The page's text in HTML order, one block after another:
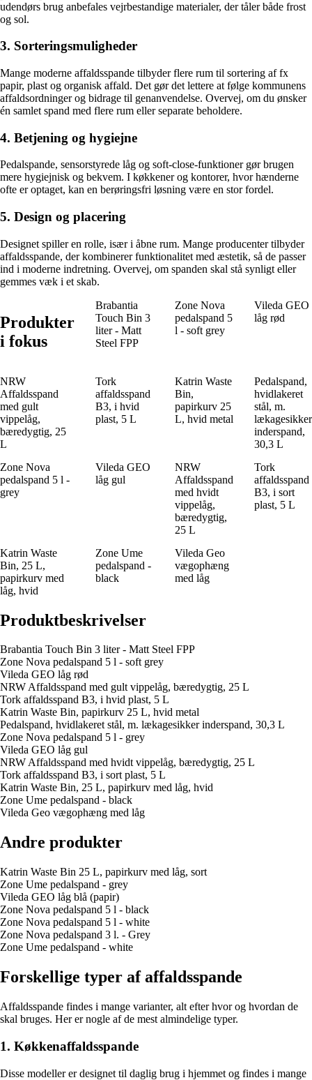
udendørs brug anbefales vejrbestandige materialer, der tåler både frost
og sol.
3. Sorteringsmuligheder
Mange moderne affaldsspande tilbyder flere rum til sortering af fx
papir, plast og organisk affald. Det gør det lettere at følge kommunens
affaldsordninger og bidrage til genanvendelse. Overvej, om du ønsker
én samlet spand med flere rum eller separate beholdere.
4. Betjening og hygiejne
Pedalspande, sensorstyrede låg og soft-close-funktioner gør brugen
mere hygiejnisk og bekvem. I køkkener og kontorer, hvor hænderne
ofte er optaget, kan en berøringsfri løsning være en stor fordel.
5. Design og placering
Designet spiller en rolle, især i åbne rum. Mange producenter tilbyder
affaldsspande, der kombinerer funktionalitet med æstetik, så de passer
ind i moderne indretning. Overvej, om spanden skal stå synligt eller
gemmes væk i et skab.
Produkter
i fokus
Brabantia
Touch Bin 3
liter - Matt
Steel FPP
Zone Nova
pedalspand 5
l - soft grey
Vileda GEO
låg rød
NRW
Affaldsspand
med gult
vippelåg,
bæredygtig, 25
L
Tork
affaldsspand
B3, i hvid
plast, 5 L
Katrin Waste
Bin,
papirkurv 25
L, hvid metal
Pedalspand,
hvidlakeret
stål, m.
lækagesikker
inderspand,
30,3 L
Zone Nova
pedalspand 5 l -
grey
Vileda GEO
låg gul
NRW
Affaldsspand
med hvidt
vippelåg,
bæredygtig,
25 L
Tork
affaldsspand
B3, i sort
plast, 5 L
Katrin Waste
Bin, 25 L,
papirkurv med
låg, hvid
Zone Ume
pedalspand -
black
Vileda Geo
vægophæng
med låg
Produktbeskrivelser
Brabantia Touch Bin 3 liter - Matt Steel FPP
Zone Nova pedalspand 5 l - soft grey
Vileda GEO låg rød
NRW Affaldsspand med gult vippelåg, bæredygtig, 25 L
Tork affaldsspand B3, i hvid plast, 5 L
Katrin Waste Bin, papirkurv 25 L, hvid metal
Pedalspand, hvidlakeret stål, m. lækagesikker inderspand, 30,3 L
Zone Nova pedalspand 5 l - grey
Vileda GEO låg gul
NRW Affaldsspand med hvidt vippelåg, bæredygtig, 25 L
Tork affaldsspand B3, i sort plast, 5 L
Katrin Waste Bin, 25 L, papirkurv med låg, hvid
Zone Ume pedalspand - black
Vileda Geo vægophæng med låg
Andre produkter
Katrin Waste Bin 25 L, papirkurv med låg, sort
Zone Ume pedalspand - grey
Vileda GEO låg blå (papir)
Zone Nova pedalspand 5 l - black
Zone Nova pedalspand 5 l - white
Zone Nova pedalspand 3 l. - Grey
Zone Ume pedalspand - white
Forskellige typer af affaldsspande
Affaldsspande findes i mange varianter, alt efter hvor og hvordan de
skal bruges. Her er nogle af de mest almindelige typer.
1. Køkkenaffaldsspande
Disse modeller er designet til daglig brug i hjemmet og findes i mange